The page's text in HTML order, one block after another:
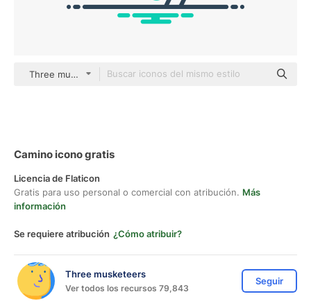
Three musketeers outline
Camino icono gratis
Licencia de Flaticon
Gratis para uso personal o comercial con atribución. Más
información
Se requiere atribución ¿Cómo atribuir?
Three musketeers
Ver todos los recursos 79,843
Seguir